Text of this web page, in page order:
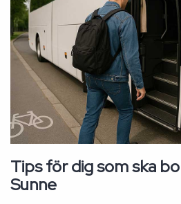
Tips för dig som ska
Sunne